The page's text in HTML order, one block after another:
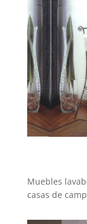
Muebles
casas de